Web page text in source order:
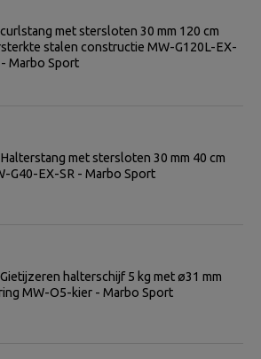
met stersloten 30 mm 120 cm
stalen constructie MW-G120L-EX-
- Marbo Sport
Halterstang met stersloten 30 mm 40 cm
G40-EX-SR - Marbo Sport
Gietijzeren halterschijf 5 kg met ø31 mm
MW-O5-kier - Marbo Sport